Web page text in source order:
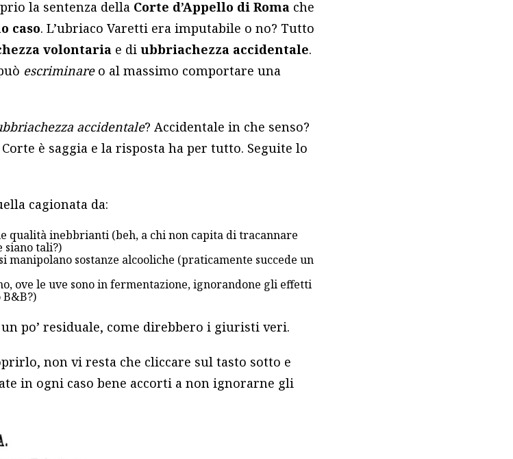
la sentenza della Corte d’Appello di Roma che
caso. L’ubriaco Varetti era imputabile o no? Tutto
volontaria e di ubbriachezza accidentale.
escriminare o al massimo comportare una
accidentale? Accidentale in che senso?
Corte è saggia e la risposta ha per tutto. Seguite lo
cagionata da:
qualità inebbrianti (beh, a chi non capita di tracannare
siano tali?)
sostanze alcooliche (praticamente succede un
ove le uve sono in fermentazione, ignorandone gli effetti
po’ residuale, come direbbero i giuristi veri.
non vi resta che cliccare sul tasto sotto e
in ogni caso bene accorti a non ignorarne gli